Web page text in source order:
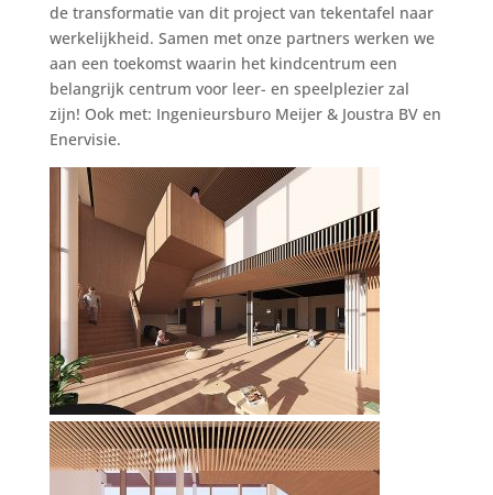
de transformatie van dit project van tekentafel naar
werkelijkheid. Samen met onze partners werken we
aan een toekomst waarin het kindcentrum een
belangrijk centrum voor leer- en speelplezier zal
zijn! Ook met: Ingenieursburo Meijer & Joustra BV en
Enervisie.